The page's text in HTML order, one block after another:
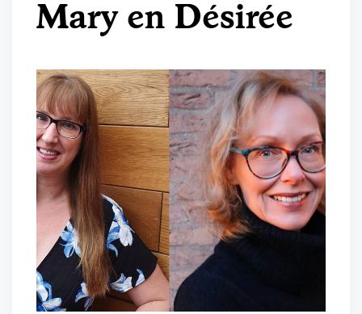
Mantelzorg aan huis
Diensten voor
Maaltijdondersteuning
Mantelzorger van de zaak
Flexibel inzetbaar
Snel geregeld
Mary en Désirée